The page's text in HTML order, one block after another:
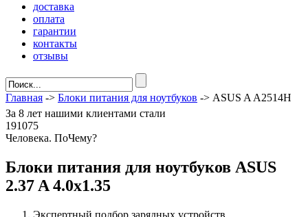
доставка
оплата
гарантии
контакты
отзывы
Главная -> Блоки питания для ноутбуков -> ASUS A A2514H
За 8 лет нашими клиентами стали
191075
Человека. ПоЧему?
Блоки питания для ноутбуков ASUS
2.37 A 4.0x1.35